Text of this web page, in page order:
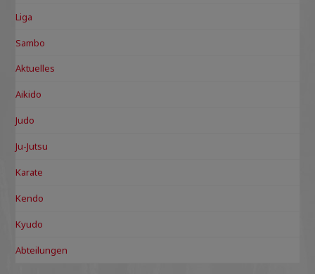
Liga
Sambo
Aktuelles
Aikido
Judo
Ju-Jutsu
Karate
Kendo
Kyudo
Abteilungen